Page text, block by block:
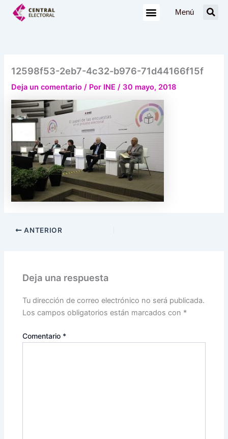
Menú
12598f53-2eb7-4c32-b976-71d44166f15f
Deja un comentario / Por INE/ 30 mayo, 2018
ANTERIOR
Deja una respuesta
Tu dirección de correo electrónico no será publicada.
Los campos obligatorios están marcados con *
Comentario *